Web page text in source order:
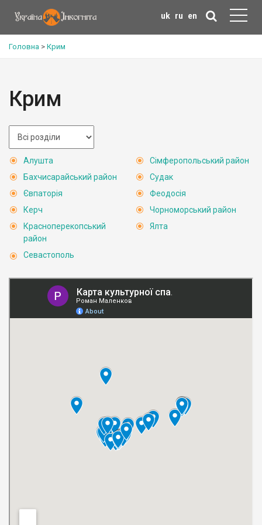
uk ru en
Головна > Крим
Крим
Алушта
Бахчисарайський район
Євпаторія
Керч
Красноперекопський
район
Севастополь
Сімферопольський район
Судак
Феодосія
Чорноморський район
Ялта